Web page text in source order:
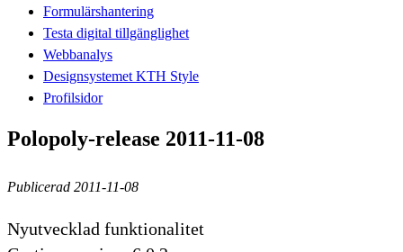
Formulärshantering
Testa digital tillgänglighet
Webbanalys
Designsystemet KTH Style
Profilsidor
Polopoly-release 2011-11-08
Publicerad 2011-11-08
Nyutvecklad funktionalitet